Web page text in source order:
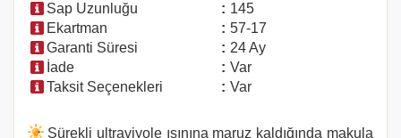
Sap Uzunluğu
: 145
Ekartman
: 57-17
Garanti Süresi
: 24 Ay
İade
: Var
Taksit Seçenekleri
: Var
Sürekli ultraviyole ışınına maruz kaldığında makula